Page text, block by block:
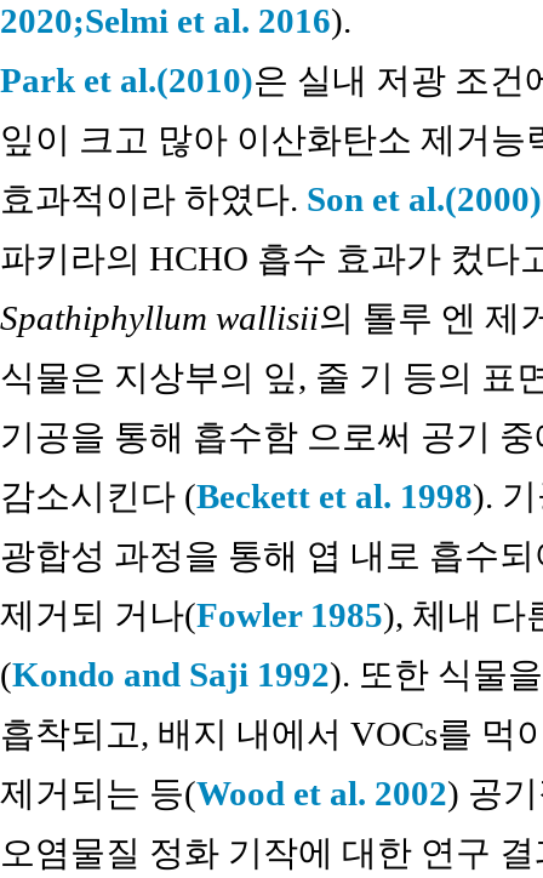
2020;Selmi et al. 2016).
Park et al.(2010)은 실내 저광 조건
잎이 크고 많아 이산화탄소 제거
효과적이라 하였다. Son et al.(2000)
파키라의 HCHO 흡수 효과가 컸다
Spathiphyllum wallisii의 톨루 엔 제
식물은 지상부의 잎, 줄 기 등의 표
기공을 통해 흡수함 으로써 공기
감소시킨다 (Beckett et al. 1998).
광합성 과정을 통해 엽 내로 흡수
제거되 거나(Fowler 1985), 체내 다
(Kondo and Saji 1992). 또한 식물
흡착되고, 배지 내에서 VOCs를 먹
제거되는 등(Wood et al. 2002) 공
오염물질 정화 기작에 대한 연구